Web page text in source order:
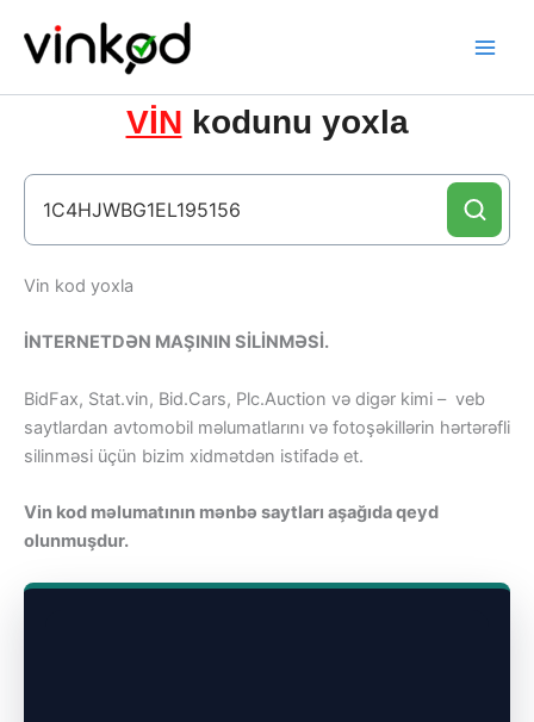
content
VİN kodunu yoxla
Vin kod yoxla
İNTERNETDƏN MAŞININ SİLİNMƏSİ.
BidFax, Stat.vin, Bid.Cars, Plc.Auction və digər kimi – veb
saytlardan avtomobil məlumatlarını və fotoşəkillərin hərtərəfli
silinməsi üçün bizim xidmətdən istifadə et.
Vin kod məlumatının mənbə saytları aşağıda qeyd
olunmuşdur.